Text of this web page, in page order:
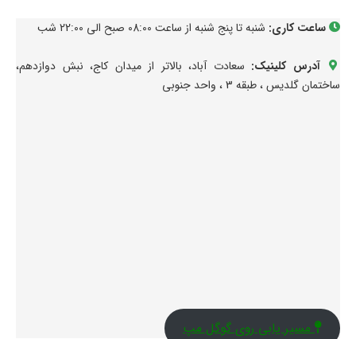
ساعت کاری: شنبه تا پنج شنبه از ساعت 08:00 صبح الی 22:00 شب
آدرس کلینیک: سعادت آباد، بالاتر از میدان کاج، نبش دوازدهم،
ساختمان گلدیس ، طبقه 3 ، واحد جنوبی
مسیر یابی روی گوگل مپ